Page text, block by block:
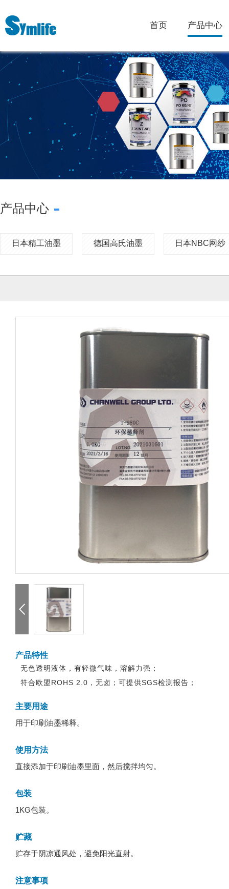
首页 产品中心
产品中心
日本精工油墨 德国高氏油墨 日本NBC网纱
产品特性
无色透明液体，有轻微气味，溶解力强；
符合欧盟ROHS 2.0，无卤；可提供SGS检测报告；
主要用途
用于印刷油墨稀释。
使用方法
直接添加于印刷油墨里面，然后搅拌均匀。
包装
1KG包装。
贮藏
贮存于阴凉通风处，避免阳光直射。
注意事项